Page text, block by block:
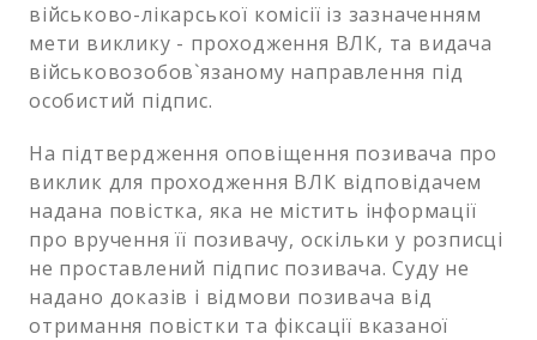
військово-лікарської комісії із зазначенням
мети виклику - проходження ВЛК, та видача
військовозобов`язаному направлення під
особистий підпис.
На підтвердження оповіщення позивача про
виклик для проходження ВЛК відповідачем
надана повістка, яка не містить інформації
про вручення її позивачу, оскільки у розписці
не проставлений підпис позивача. Суду не
надано доказів і відмови позивача від
отримання повістки та фіксації вказаної